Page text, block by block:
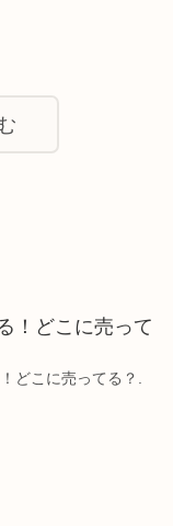
！どこに売って
どこに売ってる？.